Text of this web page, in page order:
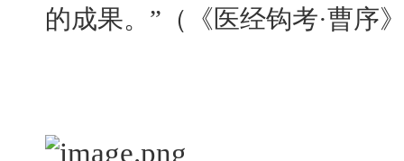
的成果。”（《医经钩考·曹序